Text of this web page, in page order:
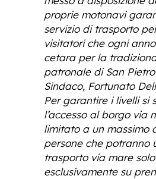
proprie motonavi
servizio di trasporto
visitatori che ogni
cetara per la
patronale di San
Sindaco, Fortunato
Per garantire i livelli si
l’accesso al borgo via
limitato a un massimo
persone che potranno
trasporto via mare
esclusivamente su